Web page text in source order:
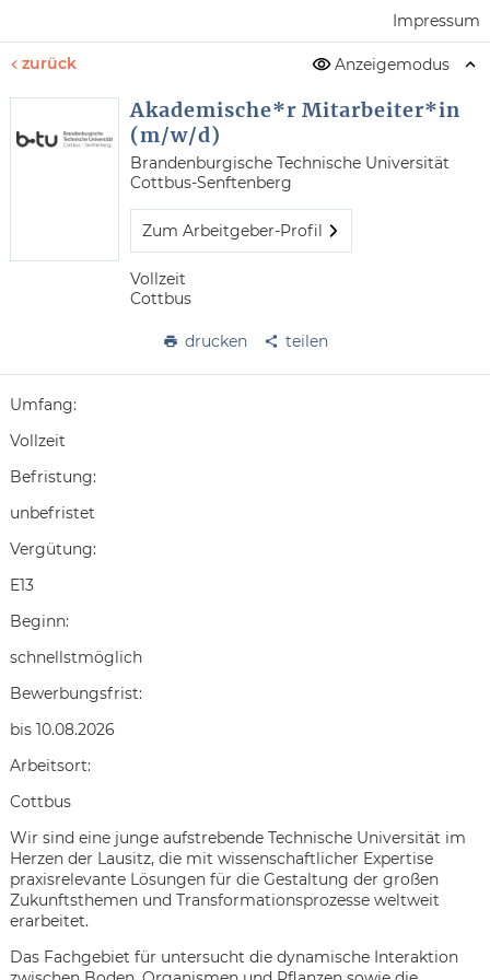
Impressum
zurück Anzeigemodus
Akademische*r Mitarbeiter*in
(m/w/d)
Brandenburgische Technische Universität
Cottbus-Senftenberg
Zum Arbeitgeber-Profil
Vollzeit
Cottbus
drucken teilen
Umfang:
Vollzeit
Befristung:
unbefristet
Vergütung:
E13
Beginn:
schnellstmöglich
Bewerbungsfrist:
bis 10.08.2026
Arbeitsort:
Cottbus
Wir sind eine junge aufstrebende Technische Universität im
Herzen der Lausitz, die mit wissenschaftlicher Expertise
praxisrelevante Lösungen für die Gestaltung der großen
Zukunftsthemen und Transformationsprozesse weltweit
erarbeitet.
Das Fachgebiet für untersucht die dynamische Interaktion